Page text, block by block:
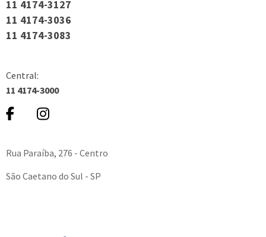
11 4174-3127
11 4174-3036
11 4174-3083
Central:
11 4174-3000
Rua Paraíba, 276 - Centro
São Caetano do Sul - SP